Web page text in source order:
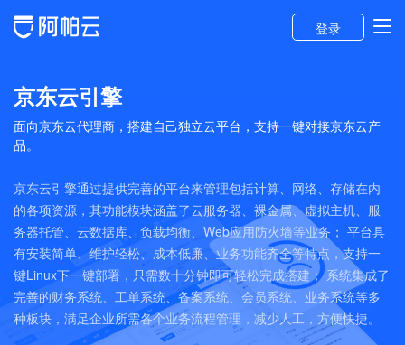
登录
京东云引擎
面向京东云代理商，搭建自己独立云平台，支持一键对接京东云产
品。
京东云引擎通过提供完善的平台来管理包括计算、网络、存储在内
的各项资源，其功能模块涵盖了云服务器、裸金属、虚拟主机、服
务器托管、云数据库、负载均衡、Web应用防火墙等业务； 平台具
有安装简单、维护轻松、成本低廉、业务功能齐全等特点，支持一
键Linux下一键部署，只需数十分钟即可轻松完成搭建； 系统集成了
完善的财务系统、工单系统、备案系统、会员系统、业务系统等多
种板块，满足企业所需各个业务流程管理，减少人工，方便快捷。